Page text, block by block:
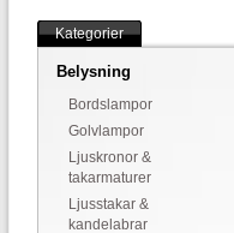
Kategorier
Belysning
Bordslampor
Golvlampor
Ljuskronor &
takarmaturer
Ljusstakar &
kandelabrar